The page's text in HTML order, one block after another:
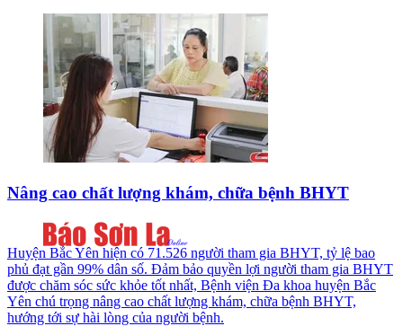
Nâng cao chất lượng khám, chữa bệnh BHYT
Huyện Bắc Yên hiện có 71.526 người tham gia BHYT, tỷ lệ bao
phủ đạt gần 99% dân số. Đảm bảo quyền lợi người tham gia BHYT
được chăm sóc sức khỏe tốt nhất, Bệnh viện Đa khoa huyện Bắc
Yên chú trọng nâng cao chất lượng khám, chữa bệnh BHYT,
hướng tới sự hài lòng của người bệnh.